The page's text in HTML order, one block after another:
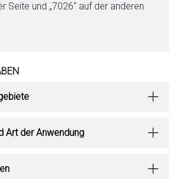
Seite und „7026“ auf der anderen
Art der Anwendung